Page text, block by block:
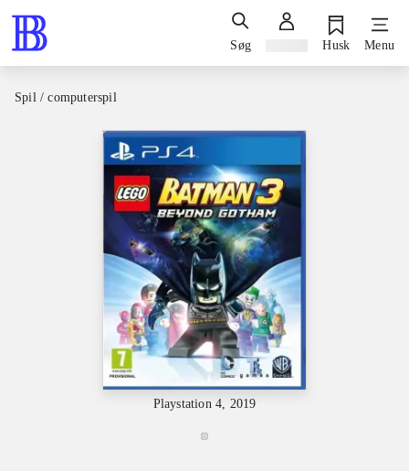
Søg Husk Menu
Spil / computerspil
Playstation 4, 2019